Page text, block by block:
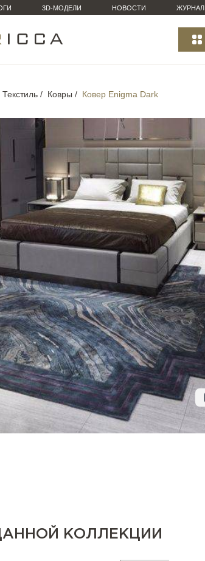
3D-МОДЕЛИ НОВОСТИ ЖУРНАЛ
Текстиль Ковры Ковер Enigma Dark
КОЛЛЕКЦИИ